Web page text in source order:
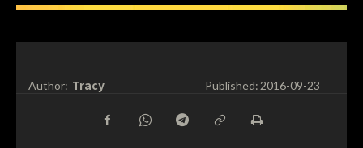
Author: Tracy Published:2016-09-23